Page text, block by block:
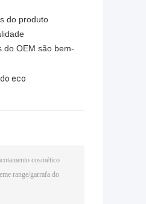
são bem-
eco